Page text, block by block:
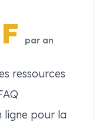
par an
ressources
ligne pour la